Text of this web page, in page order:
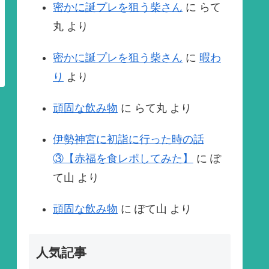
密かに誕プレを狙う柴さん に らて
丸 より
密かに誕プレを狙う柴さん に 暇わ
り より
頑固な飲み物 に らて丸 より
伊勢神宮に初詣に行った時の話
③【赤福を食レポしてみた】
に ぽ
て山 より
頑固な飲み物 に ぽて山 より
人気記事